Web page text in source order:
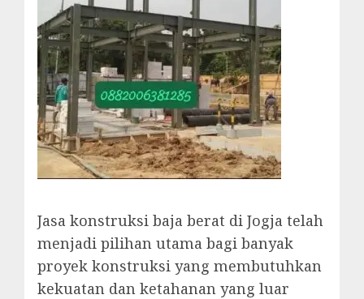
Jasa konstruksi baja berat di Jogja telah
menjadi pilihan utama bagi banyak
proyek konstruksi yang membutuhkan
kekuatan dan ketahanan yang luar